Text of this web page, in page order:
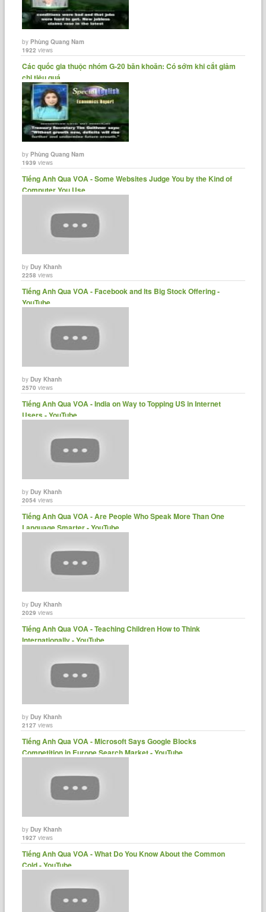
byPhùng Quang Nam
1922 views
Các quốc gia thuộc nhóm G-20 băn khoăn: Có sớm khi cắt giảm
chi tiêu quá......
byPhùng Quang Nam
1939 views
Tiếng Anh Qua VOA - Some Websites Judge You by the Kind of
Computer You Use......
byDuy Khanh
2258 views
Tiếng Anh Qua VOA - Facebook and Its Big Stock Offering -
YouTube
byDuy Khanh
2570 views
Tiếng Anh Qua VOA - India on Way to Topping US in Internet
Users - YouTube
byDuy Khanh
2054 views
Tiếng Anh Qua VOA - Are People Who Speak More Than One
Language Smarter - YouTube
byDuy Khanh
2029 views
Tiếng Anh Qua VOA - Teaching Children How to Think
Internationally - YouTube
byDuy Khanh
2127 views
Tiếng Anh Qua VOA - Microsoft Says Google Blocks
Competition in Europe Search Market - YouTube
byDuy Khanh
1927 views
Tiếng Anh Qua VOA - What Do You Know About the Common
Cold - YouTube